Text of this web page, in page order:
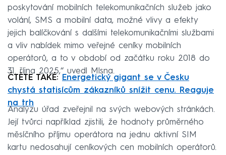
poskytování mobilních telekomunikačních služeb jako
volání, SMS a mobilní data, možné vlivy a efekty
jejich balíčkování s dalšími telekomunikačními službami
a vliv nabídek mimo veřejné ceníky mobilních
operátorů, a to v období od začátku roku 2018 do
31. října 2025,“ uvedl Mlsna.
ČTĚTE TAKÉ:
Energetický gigant se v Česku
chystá statisícům zákazníků snížit cenu. Reaguje
na trh
Analýzu úřad zveřejnil na svých webových stránkách.
Její tvůrci například zjistili, že hodnoty průměrného
měsíčního příjmu operátora na jednu aktivní SIM
kartu nedosahují ceníkových cen mobilních operátorů.